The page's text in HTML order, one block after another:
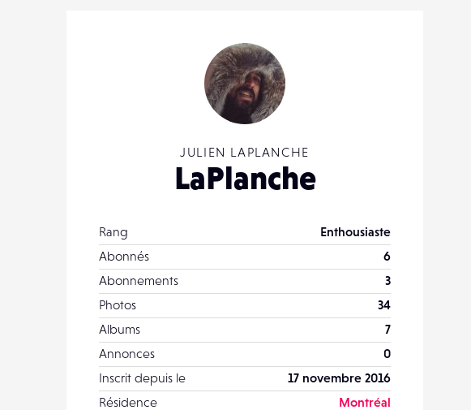
JULIEN LAPLANCHE
LaPlanche
Rang
Enthousiaste
Abonnés
6
Abonnements
3
Photos
34
Albums
7
Annonces
0
Inscrit depuis le
17 novembre 2016
Résidence
Montréal